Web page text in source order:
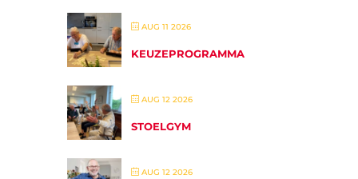
AUG 11 2026
KEUZEPROGRAMMA
AUG 12 2026
STOELGYM
AUG 12 2026